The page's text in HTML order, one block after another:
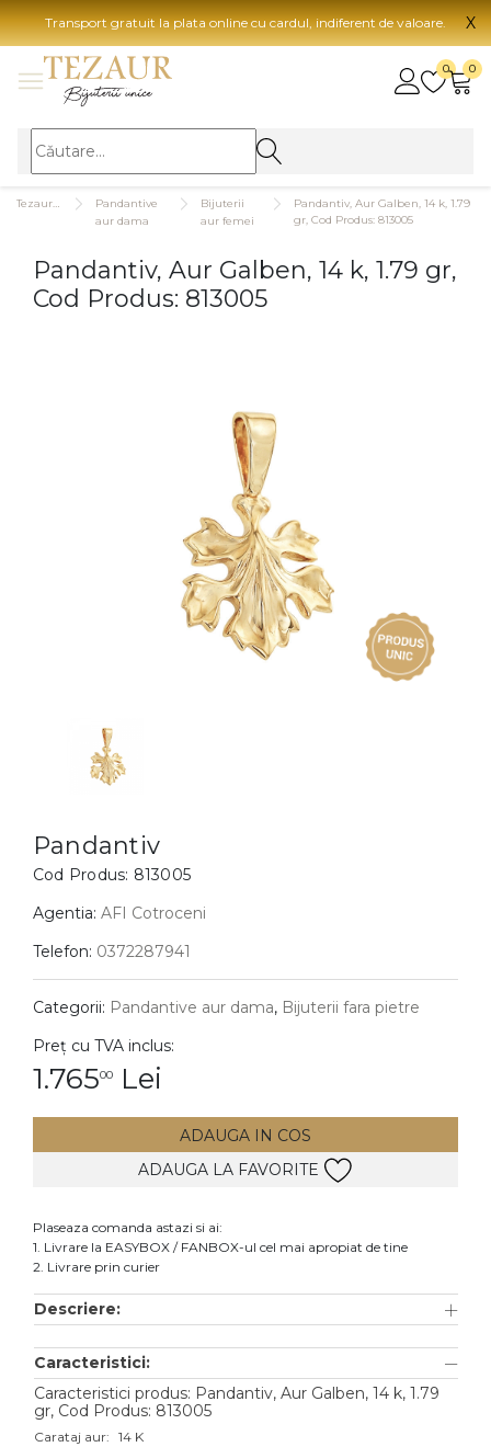
Transport gratuit la plata online cu cardul, indiferent de valoare. X
0 0
BIJUTERII
BIJUTERII FEMEI
Inele
Bratari
BIJUTERII COPII
Cercei
Bratari
Coliere
Lanturi
Pandantive
Inele
Cercei
Bratari
Lanturi
Pandantive
Accesorii
Aur galben
Aur alb
Pandantive
aur dama
Bijuterii
aur femei
Pandantiv, Aur Galben, 14 k, 1.79
gr, Cod Produs: 813005
Pandantiv, Aur Galben, 14 k, 1.79 gr,
Cod Produs: 813005
Pandantiv
Cod Produs: 813005
Agentia: AFI Cotroceni
Telefon: 0372287941
Categorii: Pandantive aur dama, Bijuterii fara pietre
Preț cu TVA inclus:
1.76500 Lei
ADAUGA IN COS
ADAUGA LA FAVORITE
Plaseaza comanda astazi si ai:
1. Livrare la EASYBOX / FANBOX-ul cel mai apropiat de tine
2. Livrare prin curier
Descriere:
Caracteristici:
Caracteristici produs: Pandantiv, Aur Galben, 14 k, 1.79
gr, Cod Produs: 813005
Carataj aur: 14 K